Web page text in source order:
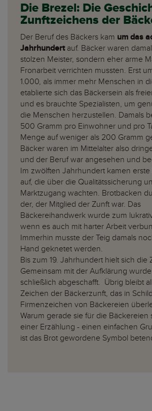
Die Brezel: Die
Zunftzeichens der
Der Beruf des Bäckers kam um das
Jahrhundertauf. Bäcker waren
stolzen Meister, sondern eher arme
Fronarbeit verrichten mussten. Erst
1.000, als immer mehr Menschen in
etablierte sich das Bäckersein als
und es brauchte Spezialisten, um
die Menschen herzustellen. Damals
500 Gramm pro Einwohner und pro
Menge auf weniger als 200 Gramm
Bäcker waren im Mittelalter also
und der Beruf war angesehen und
Im zwölften Jahrhundert kamen erste
auf, die über die Qualitätssicherung
Marktzugang wachten. Brotbacken
der, der Mitglied der Zunft war. Das
Bäckereihandwerk wurde zum
wenn es auch mit harter Arbeit
Immerhin musste der Teig damals
Hand geknetet werden.
Bis zum 19. Jahrhundert hielt sich die
Gemeinsam mit der Aufklärung
schließlich abgeschafft. Übrig bleibt
Zeichen der Bäckerzunft, das in
Firmenzeichen von Bäckereien
Warum gerade sie für die Bäckereien
einer Erzählung - einen einfachen
ist das Brot gewordene Symbol